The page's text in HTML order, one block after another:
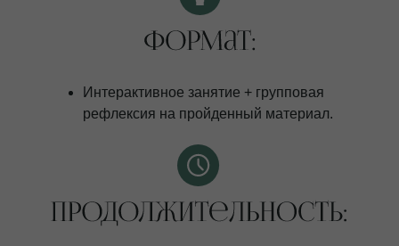
Интерактивное занятие + групповая
рефлексия на пройденный материал.